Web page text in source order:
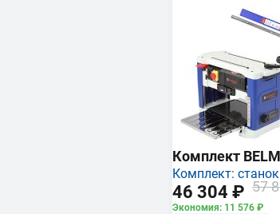
Комплект
Комплект:
46 304 ₽ 57
Экономия: 11 576 ₽